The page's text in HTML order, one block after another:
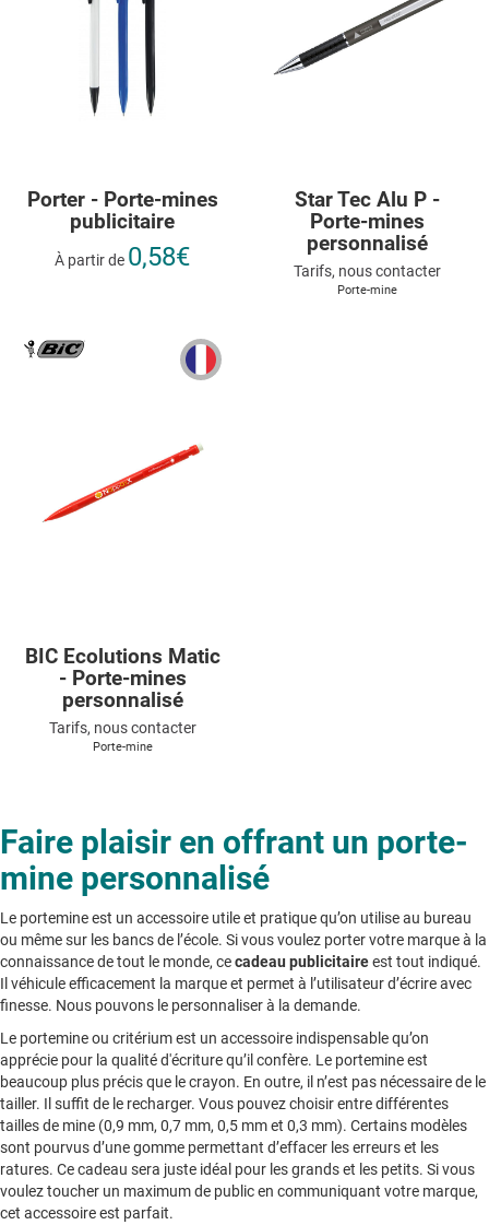
Porter - Porte-mines
publicitaire
À partir de 0,58€
Star Tec Alu P -
Porte-mines
personnalisé
Tarifs, nous contacter
Porte-mine
BIC Ecolutions Matic
- Porte-mines
personnalisé
Tarifs, nous contacter
Porte-mine
Faire plaisir en offrant un porte-
mine personnalisé
Le portemine est un accessoire utile et pratique qu’on utilise au bureau
ou même sur les bancs de l’école. Si vous voulez porter votre marque à la
connaissance de tout le monde, cecadeau publicitaireest tout indiqué.
Il véhicule efficacement la marque et permet à l’utilisateur d’écrire avec
finesse. Nous pouvons le personnaliser à la demande.
Le portemine ou critérium est un accessoire indispensable qu’on
apprécie pour la qualité d'écriture qu’il confère. Le portemine est
beaucoup plus précis que le crayon. En outre, il n’est pas nécessaire de le
tailler. Il suffit de le recharger. Vous pouvez choisir entre différentes
tailles de mine (0,9 mm, 0,7 mm, 0,5 mm et 0,3 mm). Certains modèles
sont pourvus d’une gomme permettant d’effacer les erreurs et les
ratures. Ce cadeau sera juste idéal pour les grands et les petits. Si vous
voulez toucher un maximum de public en communiquant votre marque,
cet accessoire est parfait.